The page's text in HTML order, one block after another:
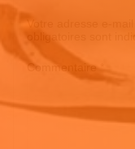
Votre adresse e-mail
obligatoires sont
Commentaire*